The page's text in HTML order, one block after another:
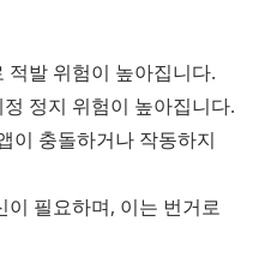
적발 위험이 높아집니다.
정지 위험이 높아집니다.
이 충돌하거나 작동하지
필요하며, 이는 번거로